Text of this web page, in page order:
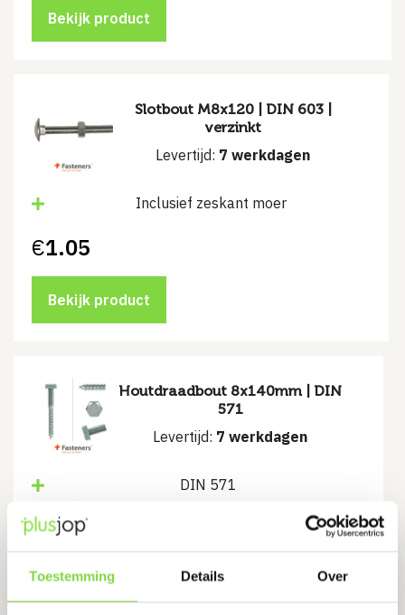
Toestemming Details Over
Bekijk product
Slotbout M8x120 | DIN 603 |
verzinkt
Levertijd: 7 werkdagen
Inclusief zeskant moer
€1.05
Bekijk product
Houtdraadbout 8x140mm | DIN
571
Levertijd: 7 werkdagen
DIN 571
Bekijk product